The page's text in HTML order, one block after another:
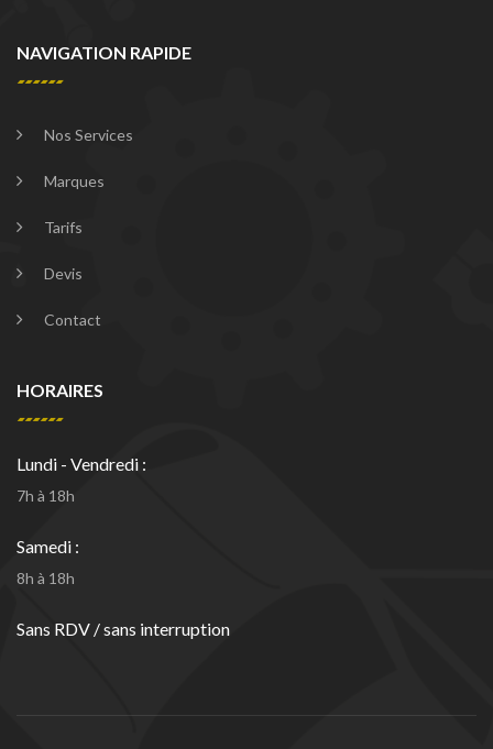
NAVIGATION RAPIDE
Nos Services
Marques
Tarifs
Devis
Contact
HORAIRES
Lundi - Vendredi :
7h à 18h
Samedi :
8h à 18h
Sans RDV / sans interruption